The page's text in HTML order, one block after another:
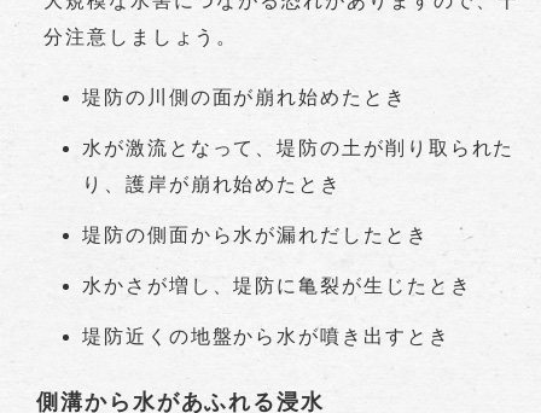
分注意しましょう。
堤防の川側の面が崩れ始めたとき
水が激流となって、堤防の土が削り取られた
り、護岸が崩れ始めたとき
堤防の側面から水が漏れだしたとき
水かさが増し、堤防に亀裂が生じたとき
堤防近くの地盤から水が噴き出すとき
側溝から水があふれる浸水